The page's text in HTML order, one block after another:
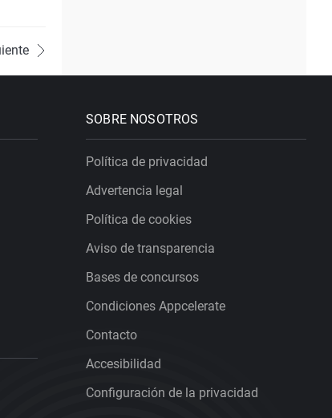
SOBRE NOSOTROS
Política de privacidad
Advertencia legal
Política de cookies
Aviso de transparencia
Bases de concursos
Condiciones Appcelerate
Contacto
Accesibilidad
Configuración de la privacidad